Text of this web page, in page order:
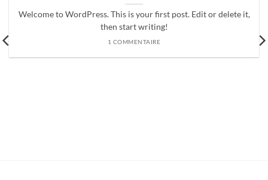
Welcome to WordPress. This is your first post. Edit or delete it,
then start writing!
1 COMMENTAIRE